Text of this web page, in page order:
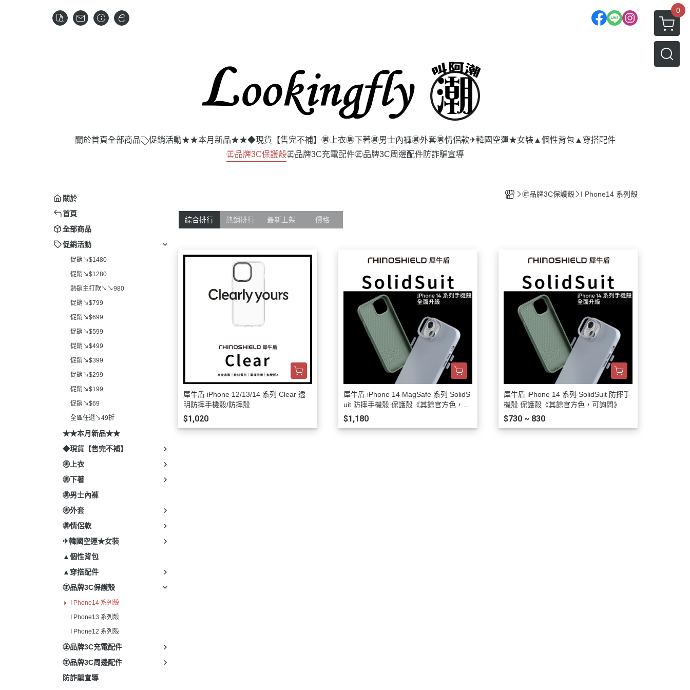
0
關於首頁全部商品 促銷活動★★本月新品★★◆現貨【售完不補】 ㊚上衣㊚下著㊚男士內褲㊚外套㊚情侶款✈韓國空運★女裝▲個性背包▲穿搭配件
㊣品牌3C保護殼㊣品牌3C充電配件㊣品牌3C周邊配件防詐騙宣導
關於
首頁
全部商品
促銷活動
促銷↘$1480
促銷↘$1280
熱銷主打款↘↘980
促銷↘$799
促銷↘$699
促銷↘$599
促銷↘$499
促銷↘$399
促銷↘$299
促銷↘$199
促銷↘$69
全區任選↘49折
★★本月新品★★
◆現貨【售完不補】
㊚上衣
㊚下著
㊚男士內褲
㊚外套
㊚情侶款
✈韓國空運★女裝
▲個性背包
▲穿搭配件
㊣品牌3C保護殼
I Phone14 系列殼
I Phone13 系列殼
I Phone12 系列殼
㊣品牌3C充電配件
㊣品牌3C周邊配件
防詐騙宣導
㊣品牌3C保護殼 I Phone14 系列殼
綜合排行 熱銷排行 最新上架 價格
犀牛盾 iPhone 12/13/14 系列 Clear 透
明防摔手機殼/防摔殼
$1,020
犀牛盾 iPhone 14 MagSafe 系列 SolidS
uit 防摔手機殼 保護殼《其餘官方色，可
詢問》
$1,180
犀牛盾 iPhone 14 系列 SolidSuit 防摔手
機殼 保護殼《其餘官方色，可詢問》
$730 ~ 830